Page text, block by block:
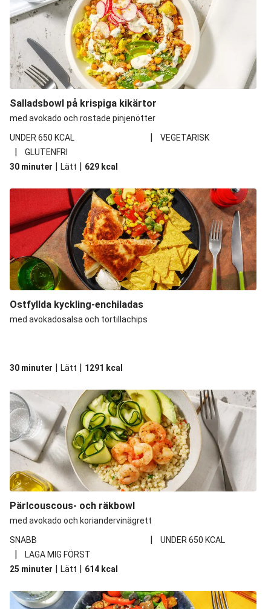
Salladsbowl på krispiga kikärtor
med avokado och rostade pinjenötter
UNDER 650 KCAL
| VEGETARISK
|
GLUTENFRI
30 minuter | Lätt | 629 kcal
Ostfyllda kyckling-enchiladas
med avokadosalsa och tortillachips
30 minuter | Lätt | 1291 kcal
Pärlcouscous- och räkbowl
med avokado och koriandervinägrett
SNABB
| UNDER 650 KCAL
|
LAGA MIG FÖRST
25 minuter | Lätt | 614 kcal